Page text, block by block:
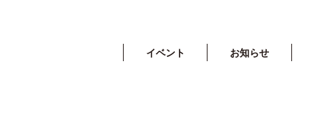
イベント お知らせ